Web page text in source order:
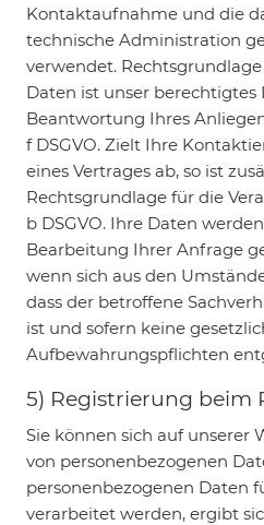
Kontaktaufnahme und die
technische Administration
verwendet.
Daten ist unser berechtigtes
Beantwortung Ihres
f DSGVO. Zielt Ihre
eines Vertrages ab, so ist
Rechtsgrundlage für die
b DSGVO. Ihre Daten
Bearbeitung Ihrer Anfrage
wenn sich aus den
dass der betroffene
ist und sofern keine
Aufbewahrungspflichten
5) Registrierung beim
Sie können sich auf unserer
von personenbezogenen
personenbezogenen Daten
verarbeitet werden, ergibt